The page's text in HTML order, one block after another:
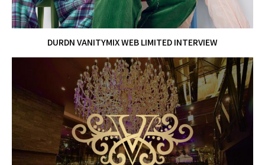
DURDN VANITYMIX WEB LIMITED INTERVIEW